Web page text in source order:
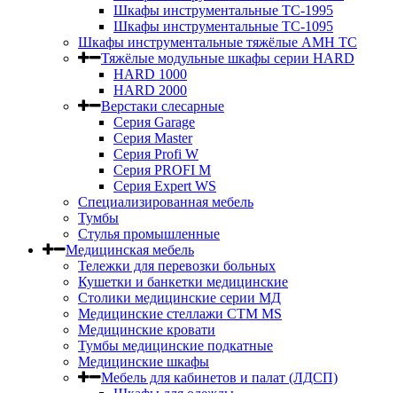
Шкафы инструментальные TC-1995
Шкафы инструментальные TC-1095
Шкафы инструментальные тяжёлые AMH TC
Тяжёлые модульные шкафы серии HARD
HARD 1000
HARD 2000
Верстаки слесарные
Серия Garage
Серия Master
Серия Profi W
Серия PROFI M
Серия Expert WS
Специализированная мебель
Тумбы
Стулья промышленные
Медицинская мебель
Тележки для перевозки больных
Кушетки и банкетки медицинские
Столики медицинские серии МД
Медицинские стеллажи СТМ MS
Медицинские кровати
Тумбы медицинские подкатные
Медицинские шкафы
Мебель для кабинетов и палат (ЛДСП)